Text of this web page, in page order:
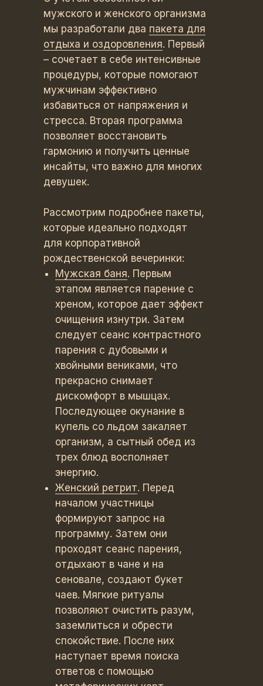
мужского и женского организма
мы разработали два пакета для
отдыха и оздоровления. Первый
– сочетает в себе интенсивные
процедуры, которые помогают
мужчинам эффективно
избавиться от напряжения и
стресса. Вторая программа
позволяет восстановить
гармонию и получить ценные
инсайты, что важно для многих
девушек.
Рассмотрим подробнее пакеты,
которые идеально подходят
для корпоративной
рождественской вечеринки:
Мужская баня. Первым
этапом является парение с
хреном, которое дает эффект
очищения изнутри. Затем
следует сеанс контрастного
парения с дубовыми и
хвойными вениками, что
прекрасно снимает
дискомфорт в мышцах.
Последующее окунание в
купель со льдом закаляет
организм, а сытный обед из
трех блюд восполняет
энергию.
Женский ретрит. Перед
началом участницы
формируют запрос на
программу. Затем они
проходят сеанс парения,
отдыхают в чане и на
сеновале, создают букет
чаев. Мягкие ритуалы
позволяют очистить разум,
заземлиться и обрести
спокойствие. После них
наступает время поиска
ответов с помощью